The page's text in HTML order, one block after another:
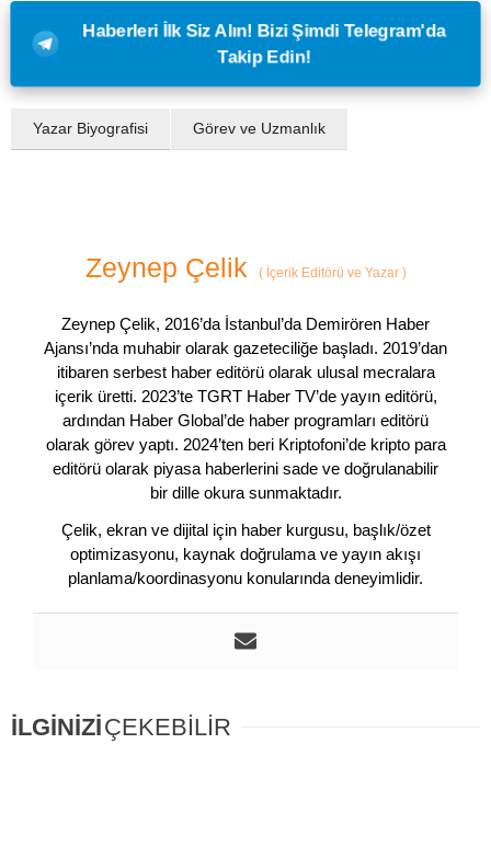
Haberleri İlk Siz Alın! Bizi Şimdi Telegram'da
Takip Edin!
Yazar Biyografisi Görev ve Uzmanlık
Zeynep Çelik (İçerik Editörü ve Yazar )
Zeynep Çelik, 2016’da İstanbul’da Demirören Haber
Ajansı’nda muhabir olarak gazeteciliğe başladı. 2019’dan
itibaren serbest haber editörü olarak ulusal mecralara
içerik üretti. 2023’te TGRT Haber TV’de yayın editörü,
ardından Haber Global’de haber programları editörü
olarak görev yaptı. 2024’ten beri Kriptofoni’de kripto para
editörü olarak piyasa haberlerini sade ve doğrulanabilir
bir dille okura sunmaktadır.
Çelik, ekran ve dijital için haber kurgusu, başlık/özet
optimizasyonu, kaynak doğrulama ve yayın akışı
planlama/koordinasyonu konularında deneyimlidir.
İLGİNİZİÇEKEBİLİR